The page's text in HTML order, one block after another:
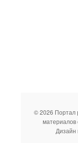
© 2026 Портал
Дизайн